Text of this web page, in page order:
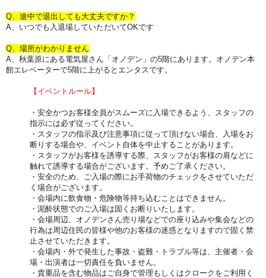
Q、途中で退出しても大丈夫ですか？
A、いつでも入退場していただいてOKです
Q、場所がわかりません
A、秋葉原にある電気屋さん「オノデン」の5階にあります。オノデン本
館エレベーターで5階に上がるとエンタスです。
【イベントルール】
・安全かつお客様全員がスムーズに入場できるよう、スタッフの
指示には必ず従ってください。
・スタッフの指示及び注意事項に従って頂けない場合、入場をお
断りする場合や、イベント自体を中止することがあります。
・スタッフがお客様を誘導する際、スタッフがお客様の肩などに
触れて誘導する場合がございます。予めご了承ください。
・安全のため、ご入場の際にお手荷物のチェックをさせていただ
く場合がございます。
・会場内に飲食物・危険物等持ち込むことはできません。
・泥酔状態でのご入場は固くお断りいたします。
・会場周辺、オノデンさん売り場などでの座り込みや集会などの
行為は周辺住民の皆様や他のお客様の迷惑となりますので固く禁
止させていただきます。
・会場内・外で発生した事故・盗難・トラブル等は、主催者・会
場・出演者は一切責任を負いません。
・貴重品を含む物品はご自身で管理もしくはクロークをご利用く